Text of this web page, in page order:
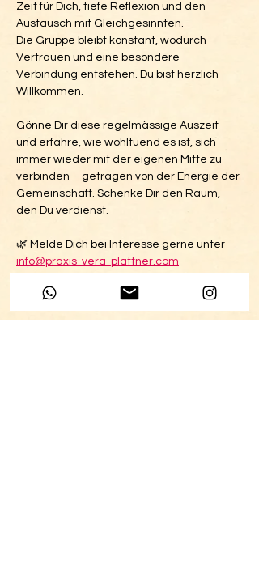
Zeit für Dich, tiefe Reflexion und den
Austausch mit Gleichgesinnten.
Die Gruppe bleibt konstant, wodurch
Vertrauen und eine besondere
Verbindung entstehen. Du bist herzlich
Willkommen.
Gönne Dir diese regelmässige Auszeit
und erfahre, wie wohltuend es ist, sich
immer wieder mit der eigenen Mitte zu
verbinden – getragen von der Energie der
Gemeinschaft. Schenke Dir den Raum,
den Du verdienst.
🌿 Melde Dich bei Interesse gerne unter
info@praxis-vera-plattner.com
Raum: CHF 15.-